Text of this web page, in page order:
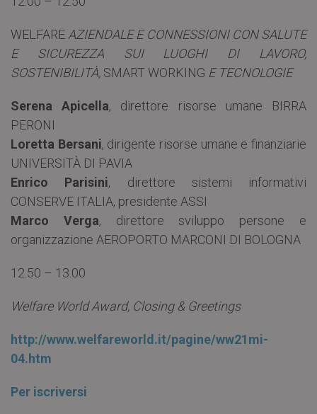
WELFARE AZIENDALE E CONNESSIONI CON SALUTE
E SICUREZZA SUI LUOGHI DI LAVORO,
SOSTENIBILITÀ, SMART WORKING E TECNOLOGIE
Serena Apicella, direttore risorse umane BIRRA
PERONI
Loretta Bersani, dirigente risorse umane e finanziarie
UNIVERSITÀ DI PAVIA
Enrico Parisini, direttore sistemi informativi
CONSERVE ITALIA, presidente ASSI
Marco Verga, direttore sviluppo persone e
organizzazione AEROPORTO MARCONI DI BOLOGNA
12.50 – 13.00
Welfare World Award, Closing & Greetings
http://www.welfareworld.it/pagine/ww21mi-
04.htm
Per iscriversi